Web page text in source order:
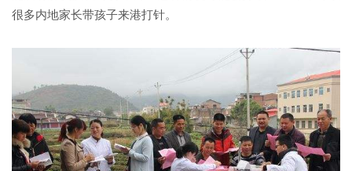
很多内地家长带孩子来港打针。